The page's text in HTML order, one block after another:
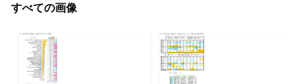
すべての画像